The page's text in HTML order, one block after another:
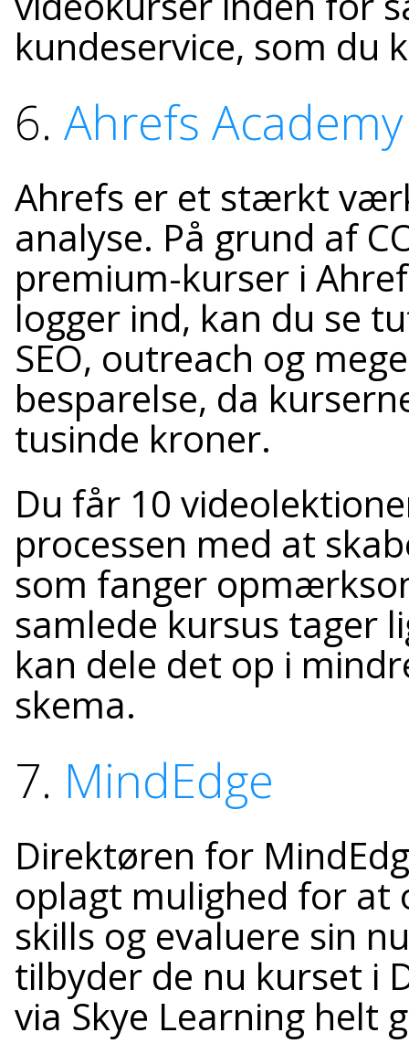
kundeservice, som du
6. Ahrefs Academy
Ahrefs er et stærkt
analyse. På grund af
premium-kurser i
logger ind, kan du se
SEO, outreach og
besparelse, da
tusinde kroner.
Du får 10
processen med at
som fanger
samlede kursus tager
kan dele det op i
skema.
7. MindEdge
Direktøren for
oplagt mulighed for at
skills og evaluere sin
tilbyder de nu kurset i
via Skye Learning helt